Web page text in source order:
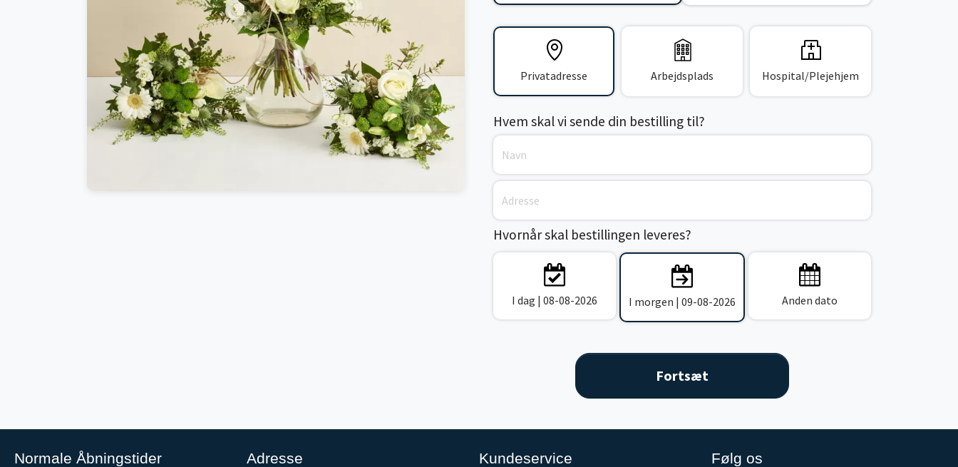
Privatadresse Arbejdsplads Hospital/Plejehjem
Hvem skal vi sende din bestilling til?
Hvornår skal bestillingen leveres?
I dag | 08-08-2026 I morgen | 09-08-2026 Anden dato
Normale Åbningstider Adresse Kundeservice Følg os